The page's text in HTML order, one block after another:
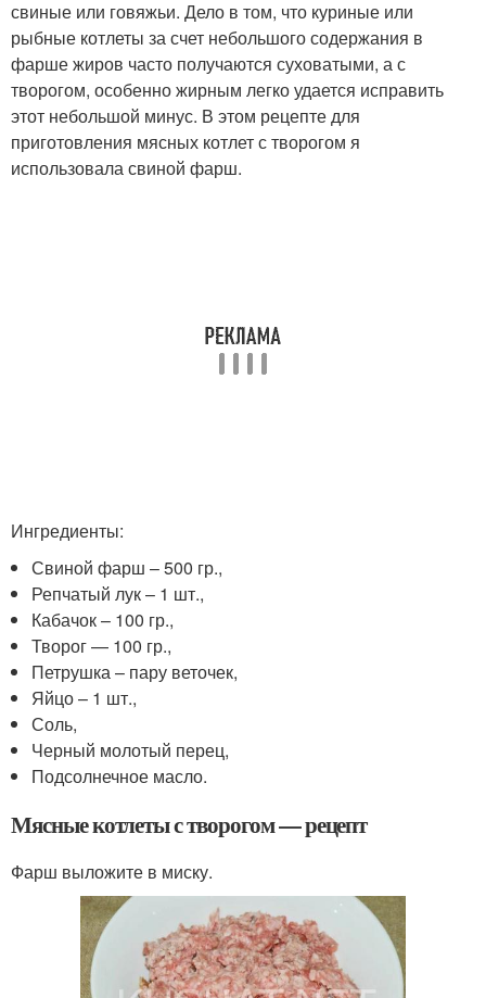
свиные или говяжьи. Дело в том, что куриные или
рыбные котлеты за счет небольшого содержания в
фарше жиров часто получаются суховатыми, а с
творогом, особенно жирным легко удается исправить
этот небольшой минус. В этом рецепте для
приготовления мясных котлет с творогом я
использовала свиной фарш.
Ингредиенты:
Свиной фарш – 500 гр.,
Репчатый лук – 1 шт.,
Кабачок – 100 гр.,
Творог — 100 гр.,
Петрушка – пару веточек,
Яйцо – 1 шт.,
Соль,
Черный молотый перец,
Подсолнечное масло.
Мясные котлеты с творогом — рецепт
Фарш выложите в миску.